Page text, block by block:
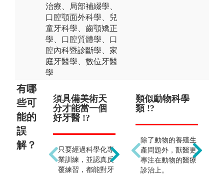
治療、局部補綴學、
口腔顎面外科學、兒
童牙科學、齒顎矯正
學、口腔質體學、口
腔內科暨診斷學、家
庭牙醫學、數位牙醫
學
有哪
些可
能的
誤
解？
須具備美術天
分才能當一個
好牙醫 !?
只要經過科學化專
業訓練，並認真反
覆練習，都能對牙
只需學習口腔
醫學 !?
須具備完整的醫
學、藥學概念，且
強調終身學習。
類似動物科學
類 !?
除了動物的養殖生
產問題外，獸醫更
專注在動物的醫療
診治上。